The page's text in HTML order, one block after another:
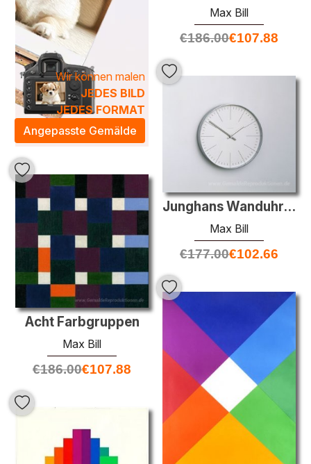
Wir können malen
JEDES BILD
JEDES FORMAT
Angepasste Gemälde
Max Bill
€186.00€107.88
Junghans Wanduhr (Modell 32-0389)
Max Bill
€177.00€102.66
Acht Farbgruppen
Max Bill
€186.00€107.88